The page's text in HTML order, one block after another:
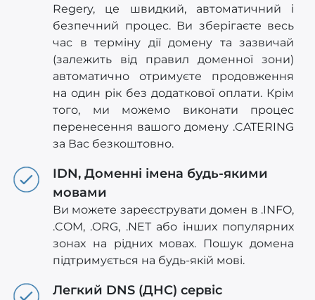
Regery, це швидкий, автоматичний і
безпечний процес. Ви зберігаєте весь
час в терміну дії домену та зазвичай
(залежить від правил доменної зони)
автоматично отримуєте продовження
на один рік без додаткової оплати. Крім
того, ми можемо виконати процес
перенесення вашого домену .CATERING
за Вас безкоштовно.
IDN, Доменні імена будь-якими
мовами
Ви можете зареєструвати домен в .INFO,
.COM, .ORG, .NET або інших популярних
зонах на рідних мовах. Пошук домена
підтримується на будь-якій мові.
Легкий DNS (ДНС) сервіс